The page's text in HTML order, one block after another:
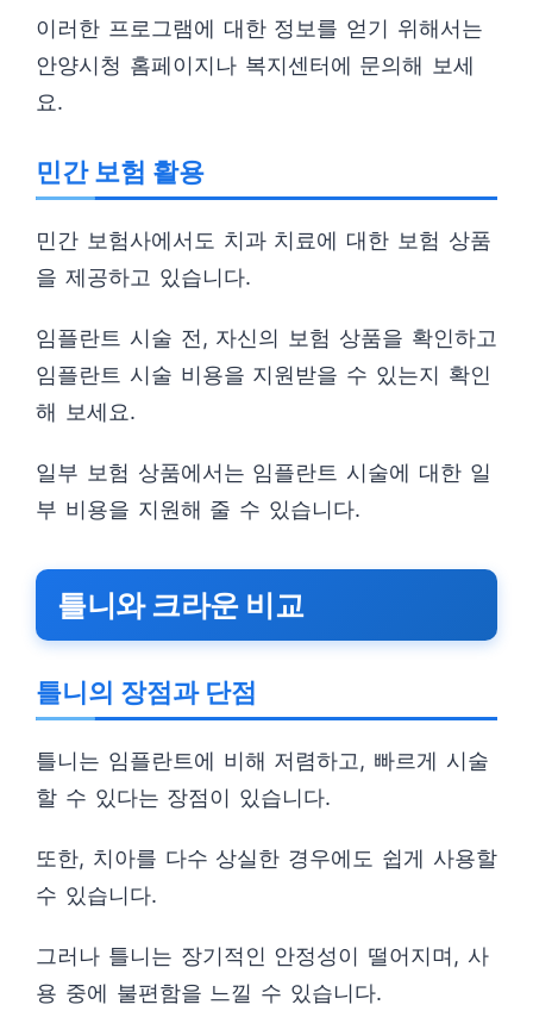
이러한 프로그램에 대한 정보를 얻기 위해서는
안양시청 홈페이지나 복지센터에 문의해 보세
요.
민간 보험 활용
민간 보험사에서도 치과 치료에 대한 보험 상품
을 제공하고 있습니다.
임플란트 시술 전, 자신의 보험 상품을 확인하고
임플란트 시술 비용을 지원받을 수 있는지 확인
해 보세요.
일부 보험 상품에서는 임플란트 시술에 대한 일
부 비용을 지원해 줄 수 있습니다.
틀니와 크라운 비교
틀니의 장점과 단점
틀니는 임플란트에 비해 저렴하고, 빠르게 시술
할 수 있다는 장점이 있습니다.
또한, 치아를 다수 상실한 경우에도 쉽게 사용할
수 있습니다.
그러나 틀니는 장기적인 안정성이 떨어지며, 사
용 중에 불편함을 느낄 수 있습니다.